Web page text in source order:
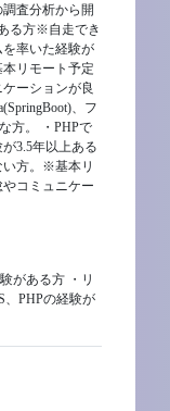
査分析から開
る方※自走でき
率いた経験が
リモート予定
ーションが良
、フ
方。 ・PHPで
3.5年以上ある
方。※基本リ
コミュニケー
がある方 ・リ
、PHPの経験が